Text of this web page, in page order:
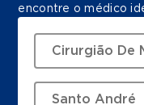
encontre o médico